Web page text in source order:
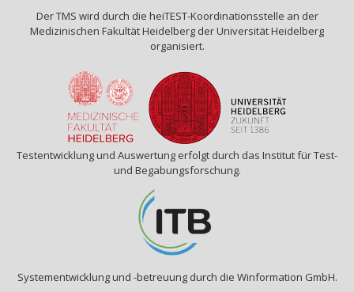
Der TMS wird durch die heiTEST-Koordinationsstelle an der
Medizinischen Fakultät Heidelberg der Universität Heidelberg
organisiert.
Testentwicklung und Auswertung erfolgt durch das Institut für Test-
und Begabungsforschung.
Systementwicklung und -betreuung durch die Winformation GmbH.